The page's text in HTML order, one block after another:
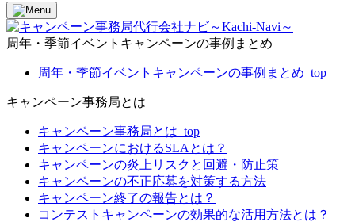
周年・季節イベントキャンペーンの事例まとめ
周年・季節イベントキャンペーンの事例まとめ_top
キャンペーン事務局とは
キャンペーン事務局とは_top
キャンペーンにおけるSLAとは？
キャンペーンの炎上リスクと回避・防止策
キャンペーンの不正応募を対策する方法
キャンペーン終了の報告とは？
コンテストキャンペーンの効果的な活用方法とは？